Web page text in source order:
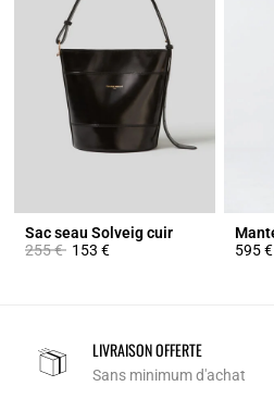
Sac seau Solveig cuir
Prix réduit à partir de
255 €à153 €
595 €
LIVRAISON OFFERTE
Sans minimum d'achat